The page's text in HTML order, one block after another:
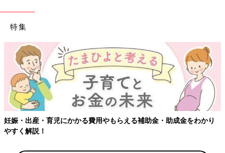
特集
妊娠・出産・育児にかかる費用やもらえる補助金・助成金をわかり
やすく解説！